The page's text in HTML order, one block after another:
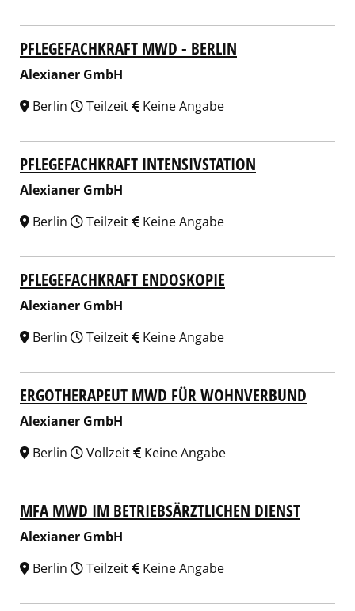
PFLEGEFACHKRAFT MWD - BERLIN
Alexianer GmbH
Berlin
Teilzeit Keine Angabe
PFLEGEFACHKRAFT INTENSIVSTATION
Alexianer GmbH
Berlin
Teilzeit Keine Angabe
PFLEGEFACHKRAFT ENDOSKOPIE
Alexianer GmbH
Berlin
Teilzeit Keine Angabe
ERGOTHERAPEUT MWD FÜR WOHNVERBUND
Alexianer GmbH
Berlin
Vollzeit Keine Angabe
MFA MWD IM BETRIEBSÄRZTLICHEN DIENST
Alexianer GmbH
Berlin
Teilzeit Keine Angabe